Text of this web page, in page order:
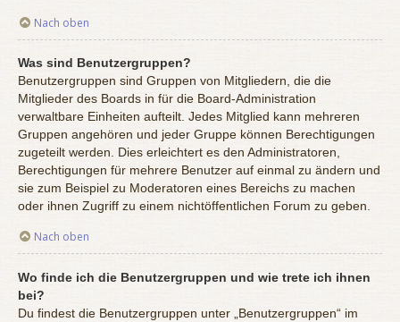
Nach oben
Was sind Benutzergruppen?
Benutzergruppen sind Gruppen von Mitgliedern, die die
Mitglieder des Boards in für die Board-Administration
verwaltbare Einheiten aufteilt. Jedes Mitglied kann mehreren
Gruppen angehören und jeder Gruppe können Berechtigungen
zugeteilt werden. Dies erleichtert es den Administratoren,
Berechtigungen für mehrere Benutzer auf einmal zu ändern und
sie zum Beispiel zu Moderatoren eines Bereichs zu machen
oder ihnen Zugriff zu einem nichtöffentlichen Forum zu geben.
Nach oben
Wo finde ich die Benutzergruppen und wie trete ich ihnen
bei?
Du findest die Benutzergruppen unter „Benutzergruppen“ im